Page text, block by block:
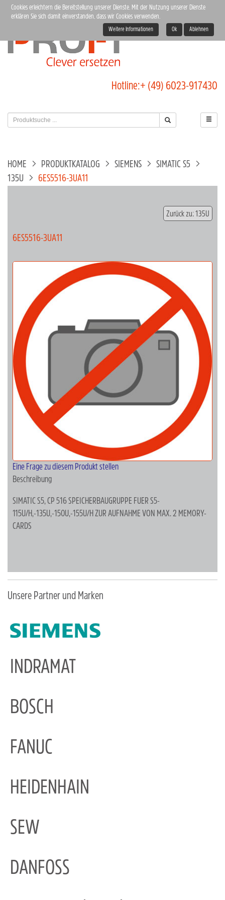
Hotline:+ (49) 6023-917430
HOME PRODUKTKATALOG SIEMENS
SIMATIC S5
135U
6ES5516-3UA11
Zurück zu: 135U
6ES5516-3UA11
Eine Frage zu diesem Produkt stellen
Beschreibung
SIMATIC S5, CP 516 SPEICHERBAUGRUPPE FUER S5-
115U/H,-135U,-150U,-155U/H ZUR AUFNAHME VON MAX. 2 MEMORY-
CARDS
Unsere Partner und Marken
INDRAMAT
BOSCH
FANUC
HEIDENHAIN
SEW
DANFOSS
Cookies erleichtern die Bereitstellung unserer Dienste. Mit der Nutzung unserer Dienste
erklären Sie sich damit einverstanden, dass wir Cookies verwenden.
Weitere Informationen Ok Ablehnen